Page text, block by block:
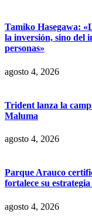
Tamiko Hasegawa:
la inversión, sino del
personas»
agosto 4, 2026
Trident lanza la
Maluma
agosto 4, 2026
Parque Arauco
fortalece su
agosto 4, 2026